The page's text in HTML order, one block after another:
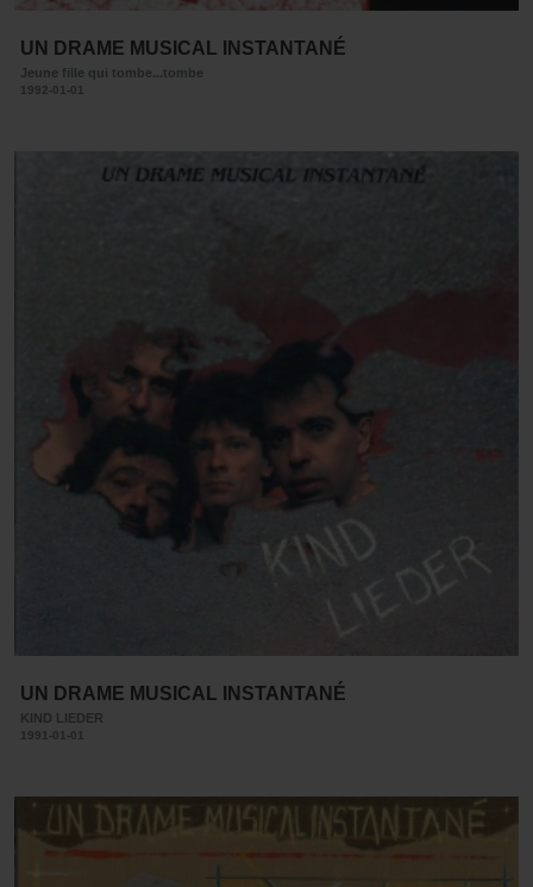
UN DRAME MUSICAL INSTANTANÉ
Jeune fille qui tombe...tombe
1992-01-01
UN DRAME MUSICAL INSTANTANÉ
KIND LIEDER
1991-01-01